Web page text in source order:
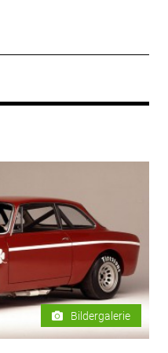
Bildergalerie